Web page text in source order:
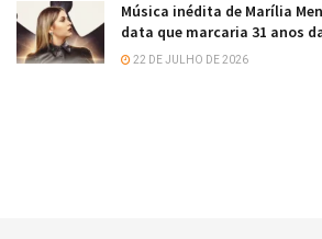
Música inédita de Marília
data que marcaria 31 anos
22 DE JULHO DE 2026